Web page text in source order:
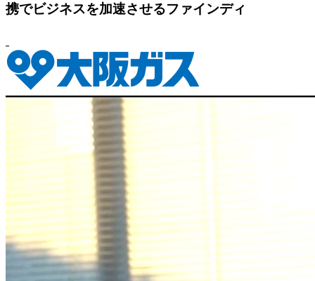
携でビジネスを加速させるファインディ